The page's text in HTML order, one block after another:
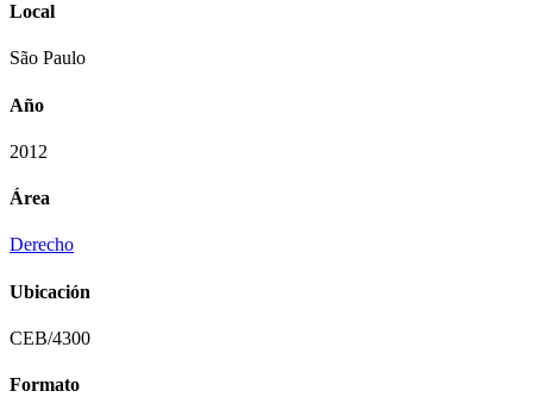
Local
São Paulo
Año
2012
Área
Derecho
Ubicación
CEB/4300
Formato